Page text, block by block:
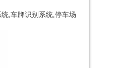
,车牌识别系统,停车场